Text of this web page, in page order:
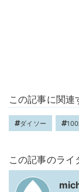
この記事に関連
ダイソー
この記事のライ